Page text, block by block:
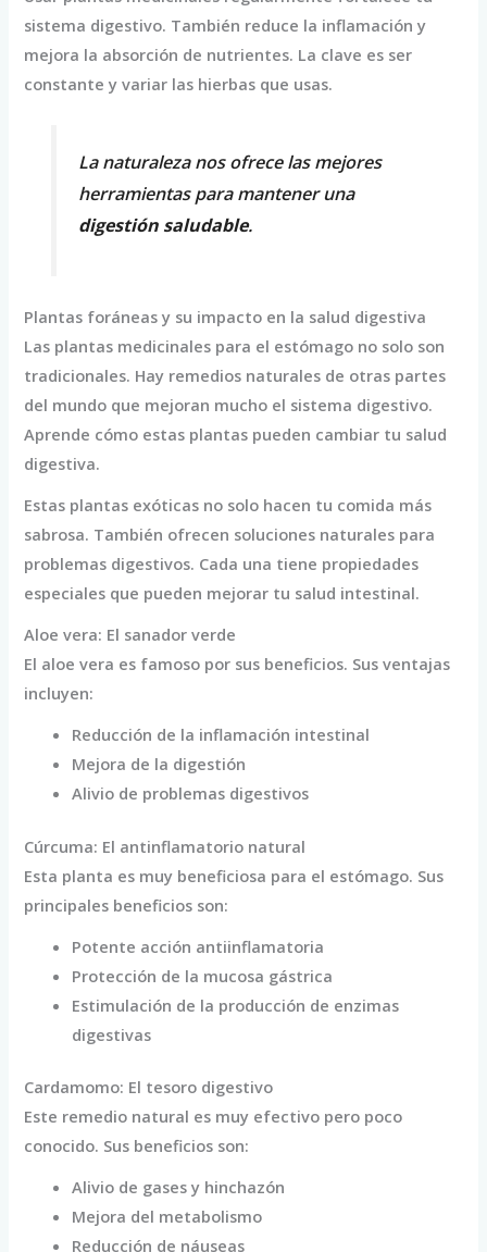
sistema digestivo. También reduce la inflamación y
mejora la absorción de nutrientes. La clave es ser
constante y variar las hierbas que usas.
La naturaleza nos ofrece las mejores
herramientas para mantener una
digestión saludable.
Plantas foráneas y su impacto en la salud digestiva
Las plantas medicinales para el estómago no solo son
tradicionales. Hay remedios naturales de otras partes
del mundo que mejoran mucho el sistema digestivo.
Aprende cómo estas plantas pueden cambiar tu salud
digestiva.
Estas plantas exóticas no solo hacen tu comida más
sabrosa. También ofrecen soluciones naturales para
problemas digestivos. Cada una tiene propiedades
especiales que pueden mejorar tu salud intestinal.
Aloe vera: El sanador verde
El aloe vera es famoso por sus beneficios. Sus ventajas
incluyen:
Reducción de la inflamación intestinal
Mejora de la digestión
Alivio de problemas digestivos
Cúrcuma: El antinflamatorio natural
Esta planta es muy beneficiosa para el estómago. Sus
principales beneficios son:
Potente acción antiinflamatoria
Protección de la mucosa gástrica
Estimulación de la producción de enzimas
digestivas
Cardamomo: El tesoro digestivo
Este remedio natural es muy efectivo pero poco
conocido. Sus beneficios son:
Alivio de gases y hinchazón
Mejora del metabolismo
Reducción de náuseas